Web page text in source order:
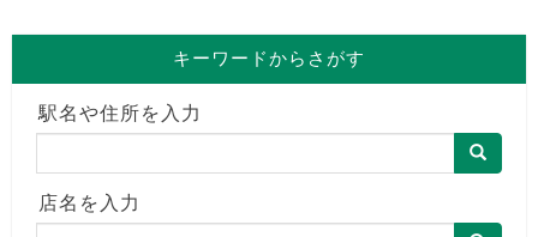
キーワードからさがす
駅名や住所を入力
店名を入力